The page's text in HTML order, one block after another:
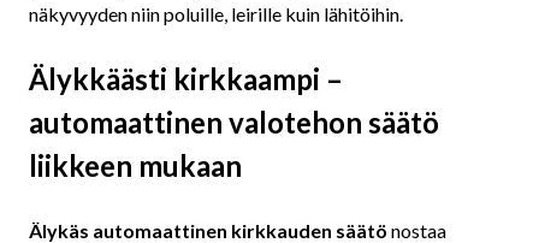
näkyvyyden niin poluille, leirille kuin lähitöihin.
Älykkäästi kirkkaampi –
automaattinen valotehon säätö
liikkeen mukaan
Älykäs automaattinen kirkkauden säätö nostaa